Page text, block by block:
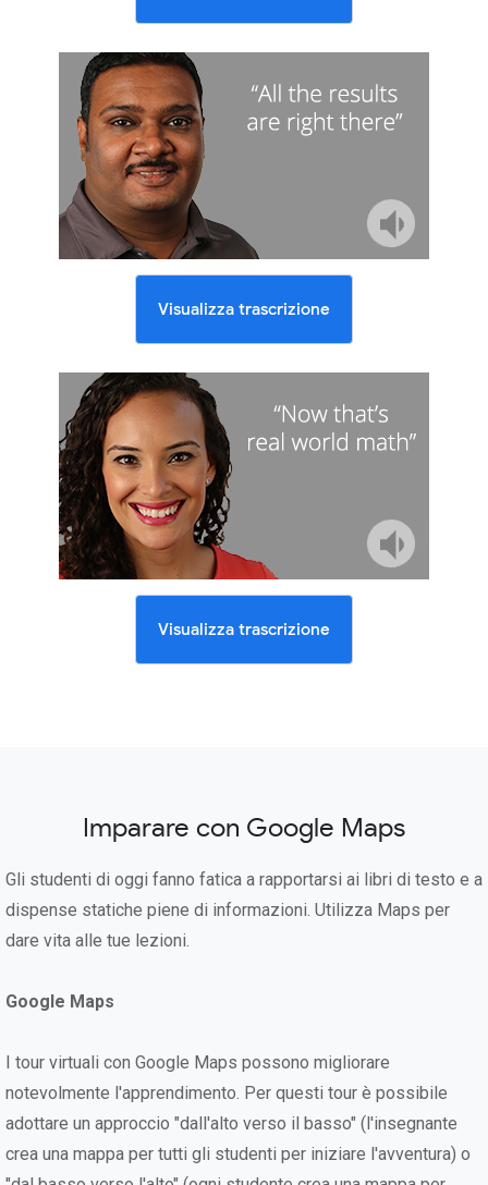
Visualizza trascrizione
Visualizza trascrizione
Imparare con Google Maps
Gli studenti di oggi fanno fatica a rapportarsi ai libri di testo e a
dispense statiche piene di informazioni. Utilizza Maps per
dare vita alle tue lezioni.
Google Maps
I tour virtuali con Google Maps possono migliorare
notevolmente l'apprendimento. Per questi tour è possibile
adottare un approccio "dall'alto verso il basso" (l'insegnante
crea una mappa per tutti gli studenti per iniziare l'avventura) o